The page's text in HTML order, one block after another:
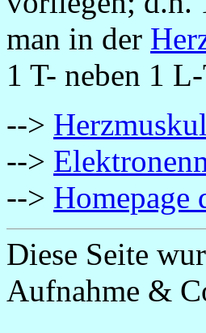
man in der
1 T- neben 1
-->
-->
--> Homepage
Diese Seite
Aufnahme &